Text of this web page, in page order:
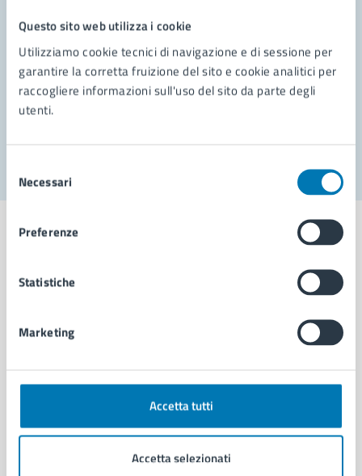
Questo sito web utilizza i cookie
Utilizziamo cookie tecnici di navigazione e di sessione per
garantire la corretta fruizione del sito e cookie analitici per
raccogliere informazioni sull'uso del sito da parte degli
utenti.
delNecessari
Preferenze
Statistiche
Marketing
Accetta tutti
Accetta selezionati
Richiedi assistenza
Prenota appuntamento
Problemi in città
Comune di Napoli
AMMINISTRAZIONE
Organi di governo
Enti e fondazioni